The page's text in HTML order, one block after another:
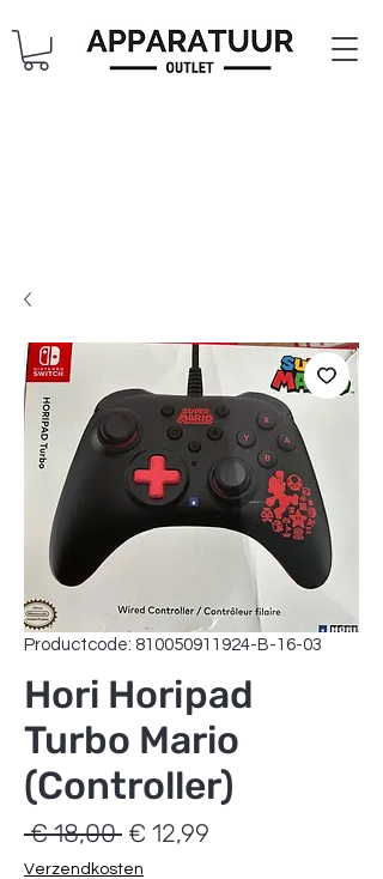
Productcode: 810050911924-B-16-03
Hori Horipad
Turbo Mario
(Controller)
€ 18,00 Normale
prijs
€ 12,99
Verzendkosten